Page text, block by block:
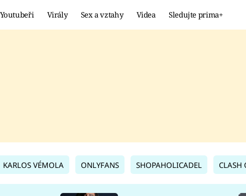
Youtubeři Virály Sex a vztahy Videa Sledujte prima+
KARLOS VÉMOLA ONLYFANS SHOPAHOLICADEL CLASH